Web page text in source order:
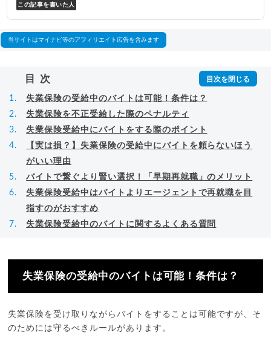
この記事を書いた人
べらない転職エージェント
当サイトはマイナビ等のアフィリエイト広告を含みます
目次
失業保険の受給中のバイトは可能！条件は？
失業保険を不正受給した際のペナルティ
失業保険受給中にバイトをする際のポイント
【実は損？】失業保険の受給中にバイトを頼らないほう
がいい理由
バイトで繋ぐより賢い選択！「早期再就職」のメリット
失業保険受給中はバイトよりエージェントで再就職を目
指すのがおすすめ
失業保険受給中のバイトに関するよくある質問
失業保険の受給中のバイトは可能！条件は？
失業保険を受け取りながらバイトをすることは可能ですが、そ
のためには守るべきルールがあります。